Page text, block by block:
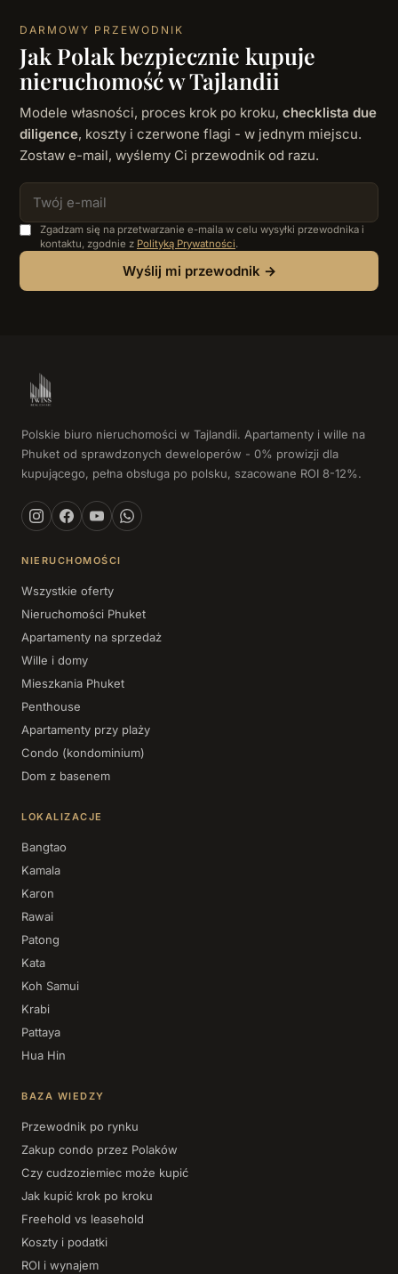
DARMOWY PRZEWODNIK
Jak Polak bezpiecznie kupuje
nieruchomość w Tajlandii
Modele własności, proces krok po kroku, checklista due
diligence, koszty i czerwone flagi - w jednym miejscu.
Zostaw e-mail, wyślemy Ci przewodnik od razu.
Zgadzam się na przetwarzanie e-maila w celu wysyłki przewodnika i
kontaktu, zgodnie z Polityką Prywatności.
Wyślij mi przewodnik →
Polskie biuro nieruchomości w Tajlandii. Apartamenty i wille na
Phuket od sprawdzonych deweloperów - 0% prowizji dla
kupującego, pełna obsługa po polsku, szacowane ROI 8-12%.
NIERUCHOMOŚCI
Wszystkie oferty
Nieruchomości Phuket
Apartamenty na sprzedaż
Wille i domy
Mieszkania Phuket
Penthouse
Apartamenty przy plaży
Condo (kondominium)
Dom z basenem
LOKALIZACJE
Bangtao
Kamala
Karon
Rawai
Patong
Kata
Koh Samui
Krabi
Pattaya
Hua Hin
BAZA WIEDZY
Przewodnik po rynku
Zakup condo przez Polaków
Czy cudzoziemiec może kupić
Jak kupić krok po kroku
Freehold vs leasehold
Koszty i podatki
ROI i wynajem